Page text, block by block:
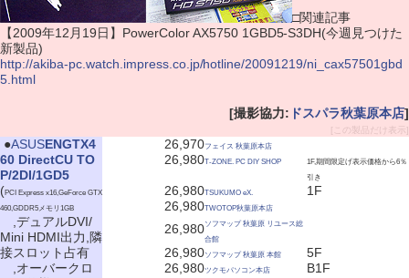
□関連記事
【2009年12月19日】PowerColor AX5750 1GBD5-S3DH(今週見つけた
新製品)
http://akiba-pc.watch.impress.co.jp/hotline/20091219/ni_cax57501gbd
5.html
[撮影協力: ドスパラ秋葉原本店]
[この製品だけ表示]
●ASUSENGTX4
60 DirectCU TO
P/2DI/1GD5
(PCI Express x16,GeForce GTX
460,GDDR5メモリ1GB
,デュアルDVI/
Mini HDMI出力,隣
接スロット占有
,オーバークロ
26,970フェイス 秋葉原本店
26,980T-ZONE. PC DIY SHOP
1F,期間限定げ表示価格から6％
引き
26,980TSUKUMO eX.
1F
26,980TWOTOP秋葉原本店
26,980ソフマップ 秋葉原 リユース総
合館
26,980ソフマップ 秋葉原 本館
5F
26,980ツクモパソコン本店
B1F